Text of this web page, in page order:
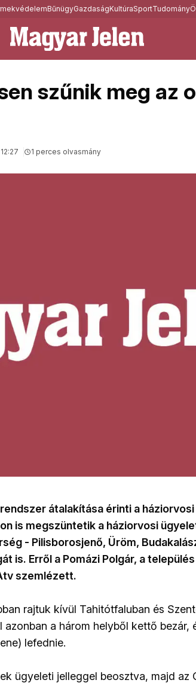
BűnügyGazdaságKultúraSportTudomány
szűnik meg az
1 perces olvasmány
átalakítása érinti a
is megszüntetik a háziorvosi
- Pilisborosjenő, Üröm,
is. Erről a Pomázi Polgár, a
szemlézett.
rajtuk kívül Tahitótfaluban és
a három helyből kettő bezár,
lefednie.
ügyeleti jelleggel beosztva, majd az